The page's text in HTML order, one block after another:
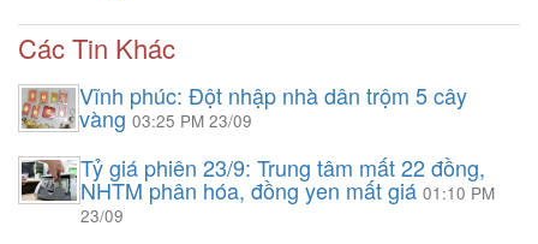
Các Tin Khác
Vĩnh phúc: Đột nhập nhà dân trộm 5 cây
vàng03:25 PM 23/09
Tỷ giá phiên 23/9: Trung tâm mất 22 đồng,
NHTM phân hóa, đồng yen mất giá01:10 PM
23/09